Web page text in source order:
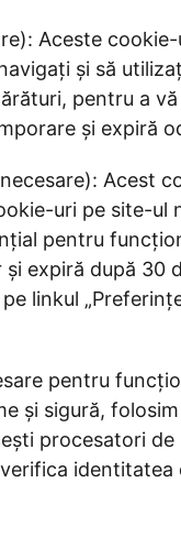
Aceste
și să
pentru a
și expiră
Acest
uri pe site-ul
pentru
expiră după
linkul
pentru
și sigură,
procesatori